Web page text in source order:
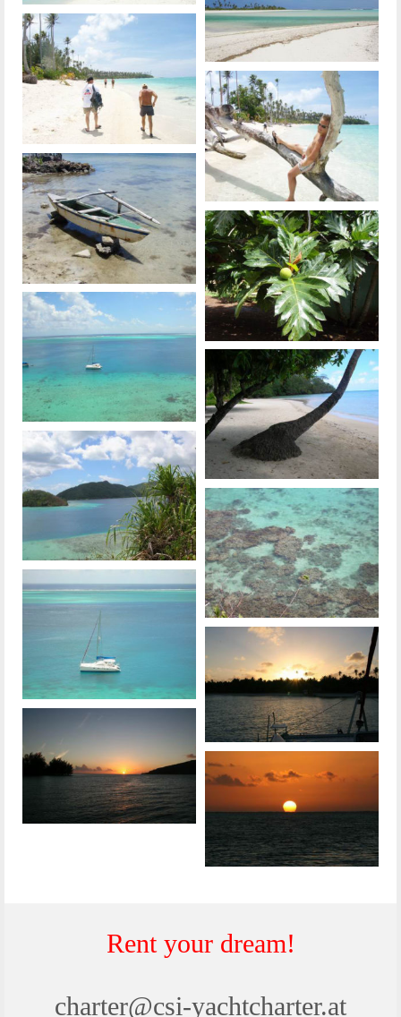
Rent your dream!
charter@csi-yachtcharter.at